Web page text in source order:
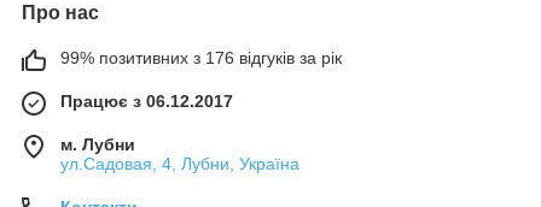
Про нас
99% позитивних з 176 відгуків за рік
Працює з 06.12.2017
м. Лубни
ул.Садовая, 4, Лубни, Україна